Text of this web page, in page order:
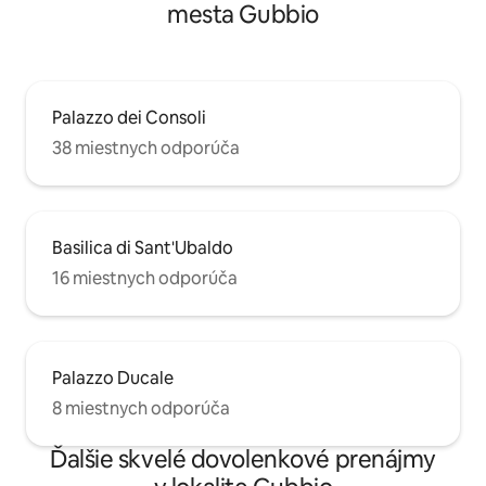
mesta Gubbio
Palazzo dei Consoli
38 miestnych odporúča
Basilica di Sant'Ubaldo
16 miestnych odporúča
Palazzo Ducale
8 miestnych odporúča
Ďalšie skvelé dovolenkové prenájmy